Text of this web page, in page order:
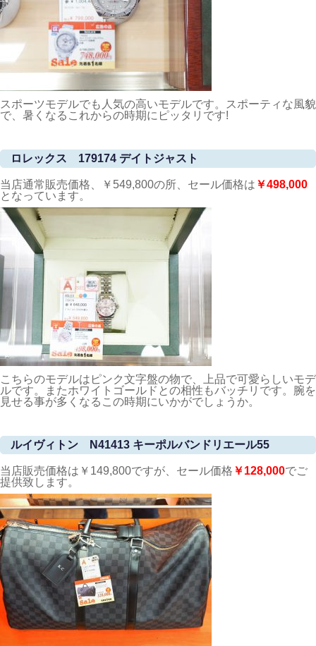
スポーツモデルでも人気の高いモデルです。スポーティな風貌
で、暑くなるこれからの時期にピッタリです!
ロレックス 179174 デイトジャスト
当店通常販売価格、￥549,800の所、セール価格は ￥498,000
となっています。
こちらのモデルはピンク文字盤の物で、上品で可愛らしいモデ
ルです。またホワイトゴールドとの相性もバッチリです。腕を
見せる事が多くなるこの時期にいかがでしょうか。
ルイヴィトン N41413 キーポルバンドリエール55
当店販売価格は￥149,800ですが、セール価格 ￥128,000でご
提供致します。